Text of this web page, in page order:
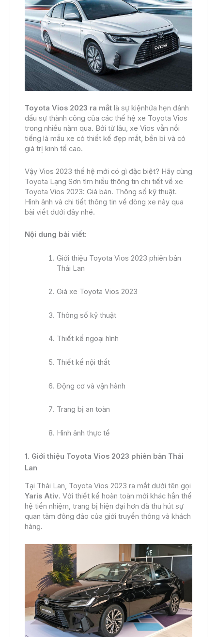
Toyota Vios 2023 ra mắt là sự kiệnhứa hẹn đánh
dấu sự thành công của các thế hệ xe Toyota Vios
trong nhiều năm qua. Bởi từ lâu, xe Vios vẫn nổi
tiếng là mẫu xe có thiết kế đẹp mắt, bền bỉ và có
giá trị kinh tế cao.
Vậy Vios 2023 thế hệ mới có gì đặc biệt? Hãy cùng
Toyota Lạng Sơn tìm hiểu thông tin chi tiết về xe
Toyota Vios 2023: Giá bán. Thông số kỹ thuật.
Hình ảnh và chi tiết thông tin về dòng xe này qua
bài viết dưới đây nhé.
Nội dung bài viết:
Giới thiệu Toyota Vios 2023 phiên bản
Thái Lan
Giá xe Toyota Vios 2023
Thông số kỹ thuật
Thiết kế ngoại hình
Thiết kế nội thất
Động cơ và vận hành
Trang bị an toàn
Hình ảnh thực tế
1. Giới thiệu Toyota Vios 2023 phiên bản Thái
Lan
Tại Thái Lan, Toyota Vios 2023 ra mắt dưới tên gọi
Yaris Ativ. Với thiết kế hoàn toàn mới khác hẳn thế
hệ tiền nhiệm, trang bị hiện đại hơn đã thu hút sự
quan tâm đông đảo của giới truyền thông và khách
hàng.